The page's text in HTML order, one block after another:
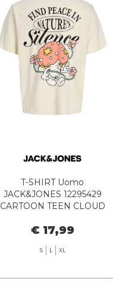
T-SHIRT Uomo
JACK&JONES 12295429
CARTOON TEEN CLOUD
€ 17,99
S L XL